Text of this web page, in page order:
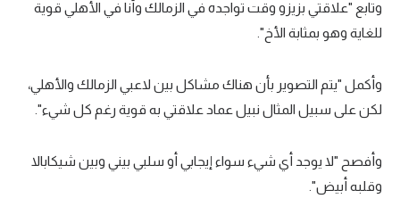
وتابع "علاقتي بزيزو وقت تواجده في الزمالك وأنا في الأهلي قوية
للغاية وهو بمثابة الأخ".
وأكمل "يتم التصوير بأن هناك مشاكل بين لاعبي الزمالك والأهلي،
لكن على سبيل المثال نبيل عماد علاقتي به قوية رغم كل شيء".
وأفصح "لا يوجد أي شيء سواء إيجابي أو سلبي بيني وبين شيكابالا
وقلبه أبيض".